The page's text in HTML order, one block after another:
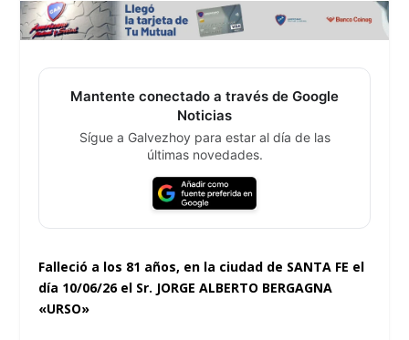
Mantente conectado a través de Google
Noticias
Sígue a Galvezhoy para estar al día de las
últimas novedades.
Falleció a los 81 años, en la ciudad de SANTA FE el
día 10/06/26 el Sr. JORGE ALBERTO BERGAGNA
«URSO»